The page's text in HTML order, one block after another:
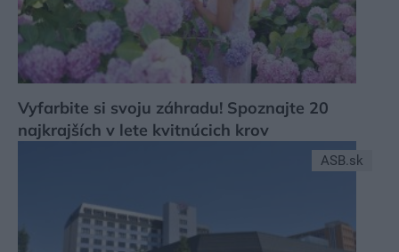
Vyfarbite si svoju záhradu! Spoznajte 20
najkrajších v lete kvitnúcich krov
ASB.sk